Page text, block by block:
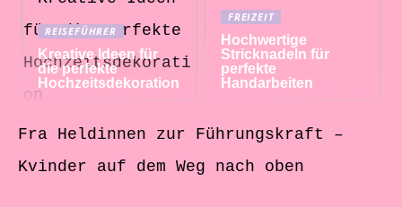
REISEFÜHRER
Kreative Ideen für
die perfekte
Hochzeitsdekoration
FREIZEIT
Hochwertige
Stricknadeln für
perfekte
Handarbeiten
Fra Heldinnen zur Führungskraft –
Kvinder auf dem Weg nach oben